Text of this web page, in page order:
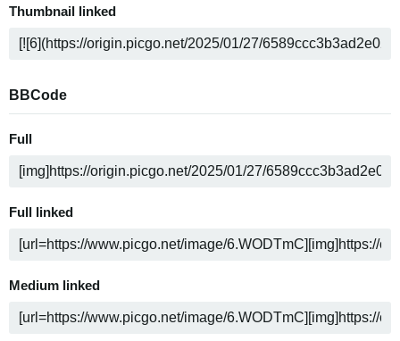
Thumbnail linked
BBCode
Full
Full linked
Medium linked